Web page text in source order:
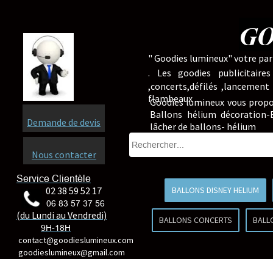
Service Clientèle
02 38 59 52 17
06 83 57 37 56
(du Lundi au Vendredi)
9H-18H
contact@goodieslumineux.com
goodieslumineux@gmail.com
Demande de devis
Nous contacter
" Goodies lumineux" votre
. Les goodies
,concerts,défilés
flambeaux ...
Goodies lumineux vous
Ballons hélium
lâcher de ballons- hélium
BALLONS DISNEY HELIUM
BALLONS CONCERTS